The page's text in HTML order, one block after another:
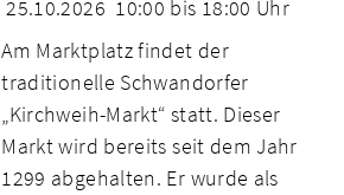
25.10.2026 10:00 bis 18:00 Uhr
Am Marktplatz findet der
traditionelle Schwandorfer
„Kirchweih-Markt“ statt. Dieser
Markt wird bereits seit dem Jahr
1299 abgehalten. Er wurde als